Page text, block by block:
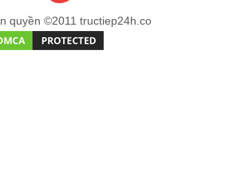
quyền ©2011 tructiep24h.co